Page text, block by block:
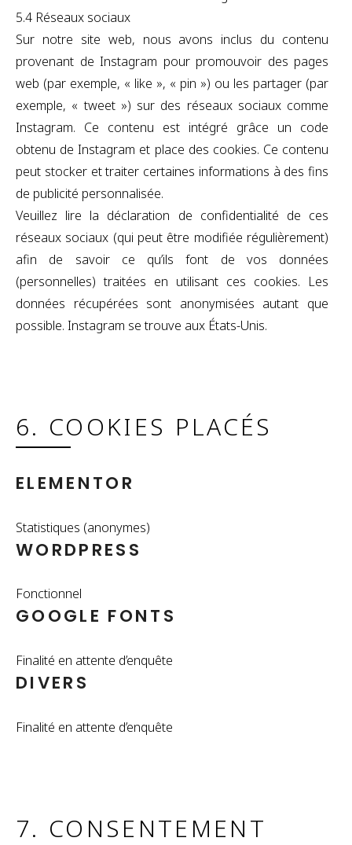
5.4 Réseaux sociaux
Sur notre site web, nous avons inclus du contenu
provenant de Instagram pour promouvoir des pages
web (par exemple, « like », « pin ») ou les partager (par
exemple, « tweet ») sur des réseaux sociaux comme
Instagram. Ce contenu est intégré grâce un code
obtenu de Instagram et place des cookies. Ce contenu
peut stocker et traiter certaines informations à des fins
de publicité personnalisée.
Veuillez lire la déclaration de confidentialité de ces
réseaux sociaux (qui peut être modifiée régulièrement)
afin de savoir ce qu’ils font de vos données
(personnelles) traitées en utilisant ces cookies. Les
données récupérées sont anonymisées autant que
possible. Instagram se trouve aux États-Unis.
6. COOKIES PLACÉS
ELEMENTOR
Statistiques (anonymes)
WORDPRESS
Fonctionnel
GOOGLE FONTS
Finalité en attente d’enquête
DIVERS
Finalité en attente d’enquête
7. CONSENTEMENT